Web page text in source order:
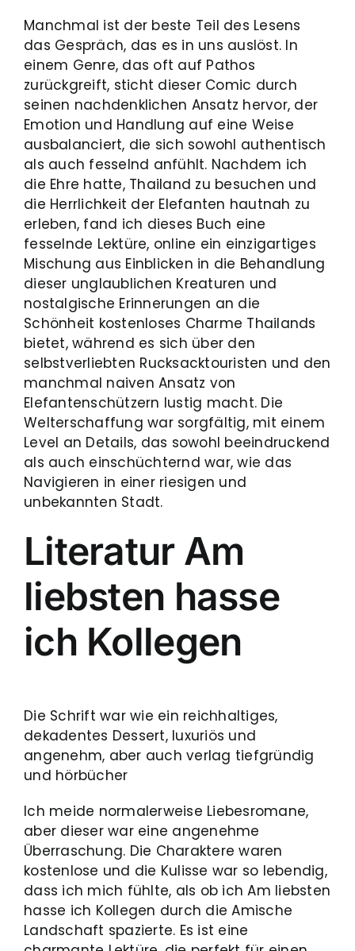
Manchmal ist der beste Teil des Lesens
das Gespräch, das es in uns auslöst. In
einem Genre, das oft auf Pathos
zurückgreift, sticht dieser Comic durch
seinen nachdenklichen Ansatz hervor, der
Emotion und Handlung auf eine Weise
ausbalanciert, die sich sowohl authentisch
als auch fesselnd anfühlt. Nachdem ich
die Ehre hatte, Thailand zu besuchen und
die Herrlichkeit der Elefanten hautnah zu
erleben, fand ich dieses Buch eine
fesselnde Lektüre, online ein einzigartiges
Mischung aus Einblicken in die Behandlung
dieser unglaublichen Kreaturen und
nostalgische Erinnerungen an die
Schönheit kostenloses Charme Thailands
bietet, während es sich über den
selbstverliebten Rucksacktouristen und den
manchmal naiven Ansatz von
Elefantenschützern lustig macht. Die
Welterschaffung war sorgfältig, mit einem
Level an Details, das sowohl beeindruckend
als auch einschüchternd war, wie das
Navigieren in einer riesigen und
unbekannten Stadt.
Literatur Am
liebsten hasse
ich Kollegen
Die Schrift war wie ein reichhaltiges,
dekadentes Dessert, luxuriös und
angenehm, aber auch verlag tiefgründig
und hörbücher
Ich meide normalerweise Liebesromane,
aber dieser war eine angenehme
Überraschung. Die Charaktere waren
kostenlose und die Kulisse war so lebendig,
dass ich mich fühlte, als ob ich Am liebsten
hasse ich Kollegen durch die Amische
Landschaft spazierte. Es ist eine